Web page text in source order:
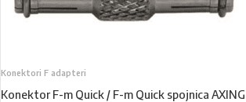
Konektori F adapteri
Konektor F-m Quick / F-m Quick spojnica AXING